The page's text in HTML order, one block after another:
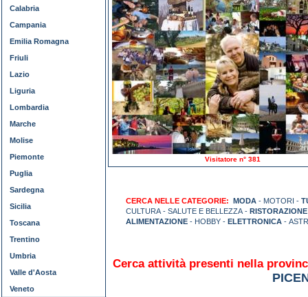
Visitatore n° 381
CERCA NELLE CATEGORIE: MODA - MOTORI -
CULTURA - SALUTE E BELLEZZA -
ALIMENTAZIONE - HOBBY - ELETTRONICA -
Cerca attività presenti nella
Calabria
Campania
Emilia Romagna
Friuli
Lazio
Liguria
Lombardia
Marche
Molise
Piemonte
Puglia
Sardegna
Sicilia
Toscana
Trentino
Umbria
Valle d'Aosta
Veneto